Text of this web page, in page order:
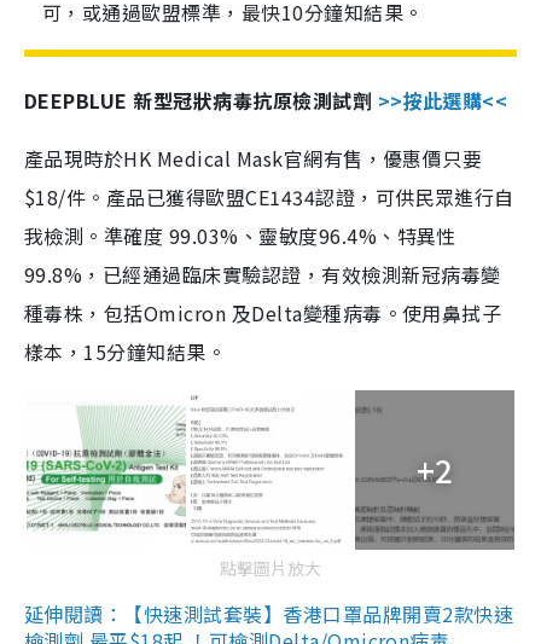
可，或通過歐盟標準，最快10分鐘知結果。
DEEPBLUE 新型冠狀病毒抗原檢測試劑 >>按此選購<<
產品現時於HK Medical Mask官網有售，優惠價只要
$18/件。產品已獲得歐盟CE1434認證，可供民眾進行自
我檢測。準確度 99.03%、靈敏度96.4%、特異性
99.8%，已經通過臨床實驗認證，有效檢測新冠病毒變
種毒株，包括Omicron 及Delta變種病毒。使用鼻拭子
樣本，15分鐘知結果。
+2
點擊圖片放大
延伸閱讀：【快速測試套裝】香港口罩品牌開賣2款快速